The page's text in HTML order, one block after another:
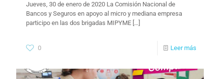
Jueves, 30 de enero de 2020 La Comisión Nacional de
Bancos y Seguros en apoyo al micro y mediana empresa
participo en las dos brigadas MIPYME […]
0 Leer más